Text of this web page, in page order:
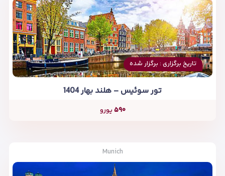
تاریخ برگزاری : برگزار شده
تور سوئیس – هلند بهار 1404
۵۹۰یورو
Munich